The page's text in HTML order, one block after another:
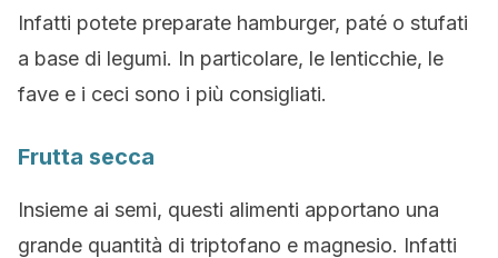
Infatti potete preparate hamburger, paté o stufati
a base di legumi. In particolare, le lenticchie, le
fave e i ceci sono i più consigliati.
Frutta secca
Insieme ai semi, questi alimenti apportano una
grande quantità di triptofano e magnesio. Infatti